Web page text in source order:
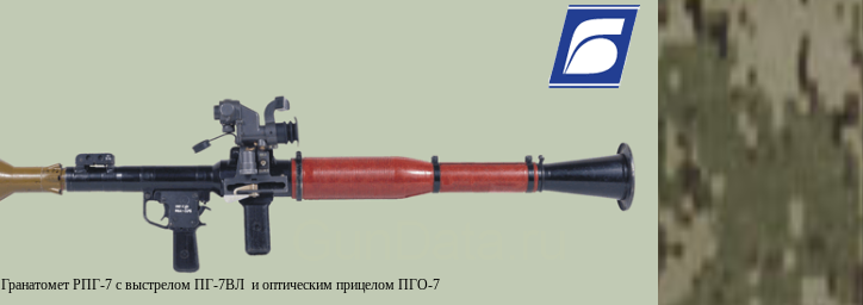
Гранатомет РПГ-7 с выстрелом ПГ-7ВЛ и оптическим прицелом ПГО-7